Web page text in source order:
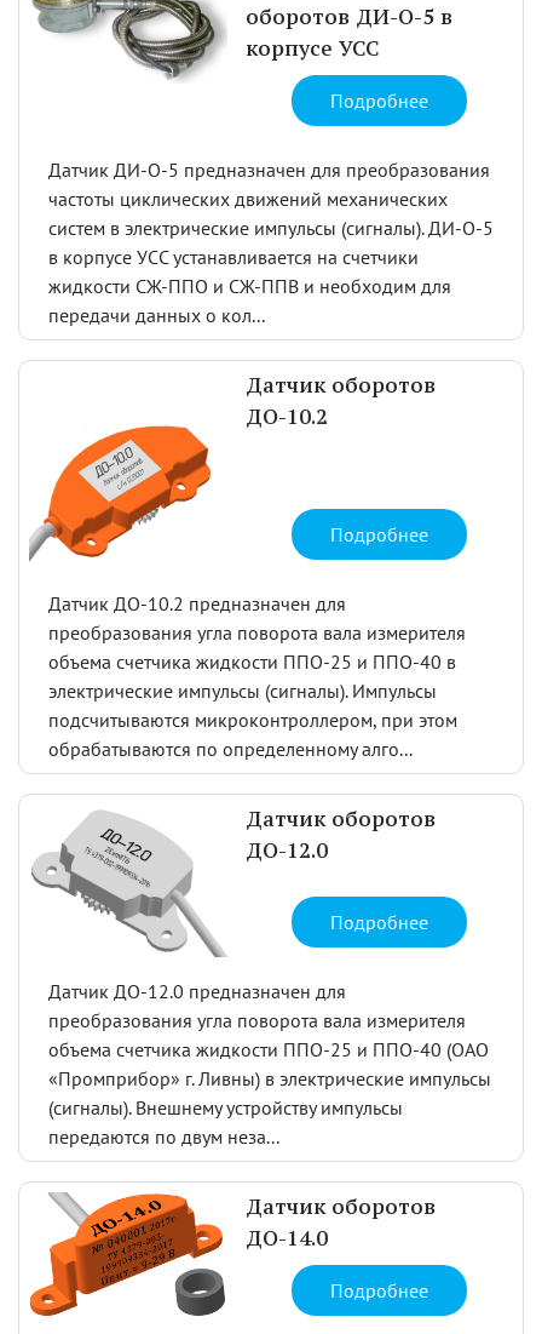
оборотов ДИ-О-5 в
корпусе УСС
Подробнее
Датчик ДИ-О-5 предназначен для преобразования
частоты циклических движений механических
систем в электрические импульсы (сигналы). ДИ-О-5
в корпусе УСС устанавливается на счетчики
жидкости СЖ-ППО и СЖ-ППВ и необходим для
передачи данных о кол...
Датчик оборотов
ДО-10.2
Подробнее
Датчик ДО-10.2 предназначен для
преобразования угла поворота вала измерителя
объема счетчика жидкости ППО-25 и ППО-40 в
электрические импульсы (сигналы). Импульсы
подсчитываются микроконтроллером, при этом
обрабатываются по определенному алго...
Датчик оборотов
ДО-12.0
Подробнее
Датчик ДО-12.0 предназначен для
преобразования угла поворота вала измерителя
объема счетчика жидкости ППО-25 и ППО-40 (ОАО
«Промприбор» г. Ливны) в электрические импульсы
(сигналы). Внешнему устройству импульсы
передаются по двум неза...
Датчик оборотов
ДО-14.0
Подробнее